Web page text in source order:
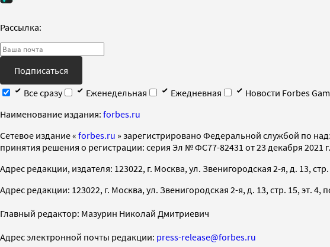
Рассылка:
Подписаться
Все сразу
Еженедельная Ежедневная
Новости Forbes
Наименование издания: forbes.ru
Cетевое издание « forbes.ru » зарегистрировано Федеральной службой по
принятия решения о регистрации: серия Эл № ФС77-82431 от 23 декабря 2021 г.
Адрес редакции, издателя: 123022, г. Москва, ул. Звенигородская 2-я, д. 13, стр.
Адрес редакции: 123022, г. Москва, ул. Звенигородская 2-я, д. 13, стр. 15, эт. 4,
Главный редактор: Мазурин Николай Дмитриевич
Адрес электронной почты редакции: press-release@forbes.ru